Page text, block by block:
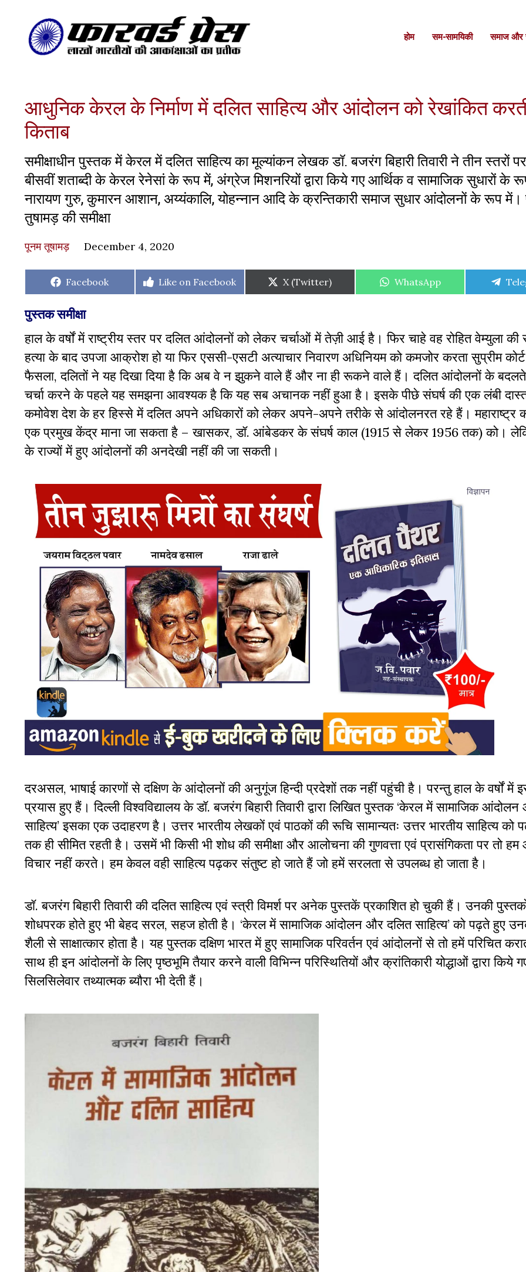
होम सम-सामयिकी समाज और
आधुनिक केरल के निर्माण में दलित साहित्य और आंदोलन को रेखांकित
किताब
समीक्षाधीन पुस्तक में केरल में दलित साहित्य का मूल्यांकन लेखक डॉ. बजरंग बिहारी तिवारी ने तीन स्तरों
बीसवीं शताब्दी के केरल रेनेसां के रूप में, अंग्रेज मिशनरियों द्वारा किये गए आर्थिक व सामाजिक सुधारों के
नारायण गुरु, कुमारन आशान, अय्यंकालि, योहन्नान आदि के क्रन्तिकारी समाज सुधार आंदोलनों के रूप
तुषामड़ की समीक्षा
पूनम तूषामड़ December 4, 2020
Share
Facebook
Share
Like on Facebook
Share
on
X (Twitter)
Share
WhatsApp
पुस्तक समीक्षा
हाल के वर्षों में राष्ट्रीय स्तर पर दलित आंदोलनों को लेकर चर्चाओं में तेज़ी आई है। फिर चाहे वह रोहित वेम्युला की
हत्या के बाद उपजा आक्रोश हो या फिर एससी-एसटी अत्याचार निवारण अधिनियम को कमजोर करता सुप्रीम
फैसला, दलितों ने यह दिखा दिया है कि अब वे न झुकने वाले हैं और ना ही रूकने वाले हैं। दलित आंदोलनों के
चर्चा करने के पहले यह समझना आवश्यक है कि यह सब अचानक नहीं हुआ है। इसके पीछे संघर्ष की एक लंबी
कमोवेश देश के हर हिस्से में दलित अपने अधिकारों को लेकर अपने-अपने तरीके से आंदोलनरत रहे हैं। महाराष्ट्र
एक प्रमुख केंद्र माना जा सकता है – खासकर, डॉ. आंबेडकर के संघर्ष काल (1915 से लेकर 1956 तक) को।
के राज्यों में हुए आंदोलनों की अनदेखी नहीं की जा सकती।
दरअसल, भाषाई कारणों से दक्षिण के आंदोलनों की अनुगूंज हिन्दी प्रदेशों तक नहीं पहुंची है। परन्तु हाल के वर्षों में
प्रयास हुए हैं। दिल्ली विश्वविद्यालय के डॉ. बजरंग बिहारी तिवारी द्वारा लिखित पुस्तक ‘केरल में सामाजिक
साहित्य’ इसका एक उदाहरण है। उत्तर भारतीय लेखकों एवं पाठकों की रूचि सामान्यतः उत्तर भारतीय साहित्य
तक ही सीमित रहती है। उसमें भी किसी भी शोध की समीक्षा और आलोचना की गुणवत्ता एवं प्रासंगिकता पर तो
विचार नहीं करते। हम केवल वही साहित्य पढ़कर संतुष्ट हो जाते हैं जो हमें सरलता से उपलब्ध हो जाता है।
डॉ. बजरंग बिहारी तिवारी की दलित साहित्य एवं स्त्री विमर्श पर अनेक पुस्तकें प्रकाशित हो चुकी हैं। उनकी
शोधपरक होते हुए भी बेहद सरल, सहज होती है। ‘केरल में सामाजिक आंदोलन और दलित साहित्य’ को पढ़ते हुए
शैली से साक्षात्कार होता है। यह पुस्तक दक्षिण भारत में हुए सामाजिक परिवर्तन एवं आंदोलनों से तो हमें परिचित
साथ ही इन आंदोलनों के लिए पृष्ठभूमि तैयार करने वाली विभिन्न परिस्थितियों और क्रांतिकारी योद्धाओं द्वारा किये
सिलसिलेवार तथ्यात्मक ब्यौरा भी देती हैं।